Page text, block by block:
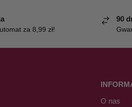
za 8,99 zł!
90
O nas